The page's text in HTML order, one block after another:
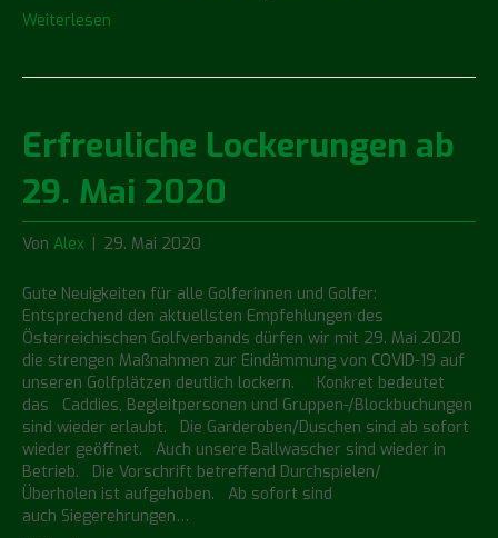
Weiterlesen
Erfreuliche Lockerungen ab
29. Mai 2020
Von Alex 29. Mai 2020
Gute Neuigkeiten für alle Golferinnen und Golfer:
Entsprechend den aktuellsten Empfehlungen des
Österreichischen Golfverbands dürfen wir mit 29. Mai 2020
die strengen Maßnahmen zur Eindämmung von COVID-19 auf
unseren Golfplätzen deutlich lockern. Konkret bedeutet
das Caddies, Begleitpersonen und Gruppen-/Blockbuchungen
sind wieder erlaubt. Die Garderoben/Duschen sind ab sofort
wieder geöffnet. Auch unsere Ballwascher sind wieder in
Betrieb. Die Vorschrift betreffend Durchspielen/
Überholen ist aufgehoben. Ab sofort sind
auch Siegerehrungen…